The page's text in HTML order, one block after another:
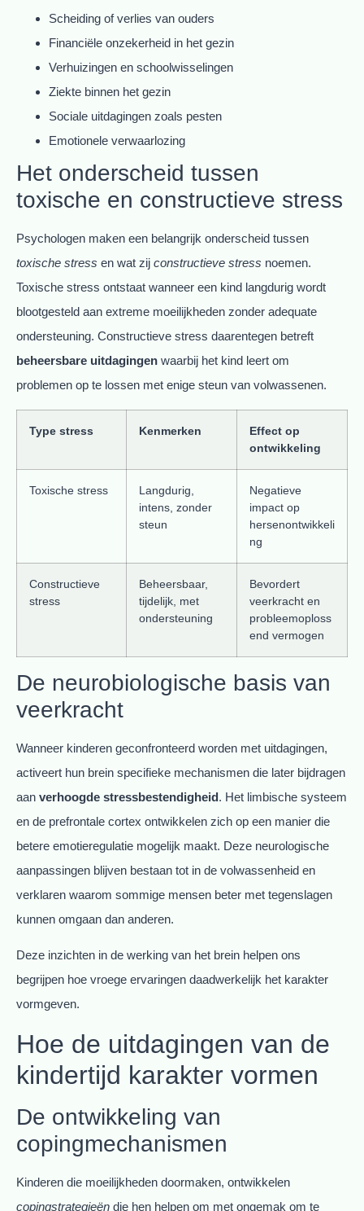
Scheiding of verlies van ouders
Financiële onzekerheid in het gezin
Verhuizingen en schoolwisselingen
Ziekte binnen het gezin
Sociale uitdagingen zoals pesten
Emotionele verwaarlozing
Het onderscheid tussen
toxische en constructieve stress
Psychologen maken een belangrijk onderscheid tussen
toxische stress en wat zij constructieve stress noemen.
Toxische stress ontstaat wanneer een kind langdurig wordt
blootgesteld aan extreme moeilijkheden zonder adequate
ondersteuning. Constructieve stress daarentegen betreft
beheersbare uitdagingen waarbij het kind leert om
problemen op te lossen met enige steun van volwassenen.
Type stress Kenmerken
Effect op
ontwikkeling
Toxische stress
Langdurig,
intens, zonder
steun
Negatieve
impact op
hersenontwikkeli
ng
Constructieve
stress
Beheersbaar,
tijdelijk, met
ondersteuning
Bevordert
veerkracht en
probleemoploss
end vermogen
De neurobiologische basis van
veerkracht
Wanneer kinderen geconfronteerd worden met uitdagingen,
activeert hun brein specifieke mechanismen die later bijdragen
aan verhoogde stressbestendigheid. Het limbische systeem
en de prefrontale cortex ontwikkelen zich op een manier die
betere emotieregulatie mogelijk maakt. Deze neurologische
aanpassingen blijven bestaan tot in de volwassenheid en
verklaren waarom sommige mensen beter met tegenslagen
kunnen omgaan dan anderen.
Deze inzichten in de werking van het brein helpen ons
begrijpen hoe vroege ervaringen daadwerkelijk het karakter
vormgeven.
Hoe de uitdagingen van de
kindertijd karakter vormen
De ontwikkeling van
copingmechanismen
Kinderen die moeilijkheden doormaken, ontwikkelen
copingstrategieën die hen helpen om met ongemak om te